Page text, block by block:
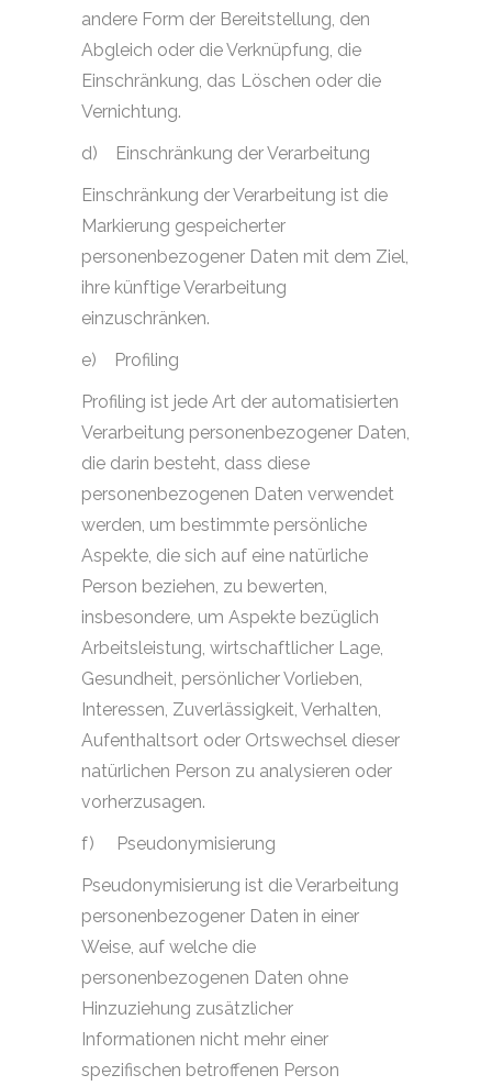
andere Form der Bereitstellung, den
Abgleich oder die Verknüpfung, die
Einschränkung, das Löschen oder die
Vernichtung.
d)
Einschränkung der Verarbeitung
Einschränkung der Verarbeitung ist die
Markierung gespeicherter
personenbezogener Daten mit dem Ziel,
ihre künftige Verarbeitung
einzuschränken.
e)
Profiling
Profiling ist jede Art der automatisierten
Verarbeitung personenbezogener Daten,
die darin besteht, dass diese
personenbezogenen Daten verwendet
werden, um bestimmte persönliche
Aspekte, die sich auf eine natürliche
Person beziehen, zu bewerten,
insbesondere, um Aspekte bezüglich
Arbeitsleistung, wirtschaftlicher Lage,
Gesundheit, persönlicher Vorlieben,
Interessen, Zuverlässigkeit, Verhalten,
Aufenthaltsort oder Ortswechsel dieser
natürlichen Person zu analysieren oder
vorherzusagen.
f)
Pseudonymisierung
Pseudonymisierung ist die Verarbeitung
personenbezogener Daten in einer
Weise, auf welche die
personenbezogenen Daten ohne
Hinzuziehung zusätzlicher
Informationen nicht mehr einer
spezifischen betroffenen Person